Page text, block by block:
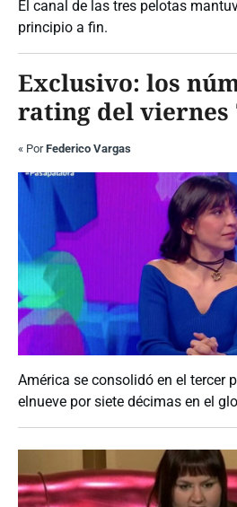
El canal de las tres pelotas
principio a fin.
Exclusivo: los
rating del viernes
« PorFederico Vargas
América se consolidó en el tercer
elnueve por siete décimas en el